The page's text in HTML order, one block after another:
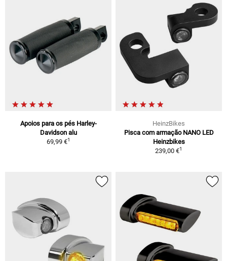
Apoios para os pés Harley-
Davidson alu
69,99 €1
HeinzBikes
Pisca com armação NANO LED
Heinzbikes
239,00 €1